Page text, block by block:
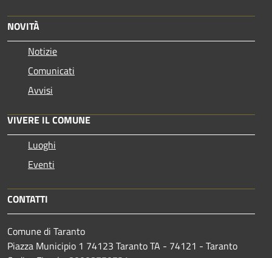
NOVITÀ
Notizie
Comunicati
Avvisi
VIVERE IL COMUNE
Luoghi
Eventi
CONTATTI
Comune di Taranto
Piazza Municipio 1 74123 Taranto TA - 74121 - Taranto